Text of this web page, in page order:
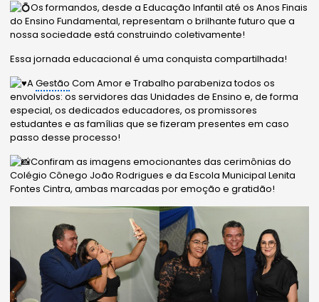
Os formandos, desde a Educação Infantil até os Anos Finais
do Ensino Fundamental, representam o brilhante futuro que a
nossa sociedade está construindo coletivamente!
Essa jornada educacional é uma conquistacompartilhada!
AGestão Com Amor e Trabalho parabeniza todos os
envolvidos: os servidores das Unidades de Ensino e, de forma
especial, os dedicados educadores, os promissores
estudantes e as famílias que se fizeram presentes em caso
passo desse processo!
Confiram as imagens emocionantes das cerimônias do
Colégio Cônego João Rodrigues e da Escola Municipal Lenita
Fontes Cintra, ambas marcadas por emoção e gratidão!